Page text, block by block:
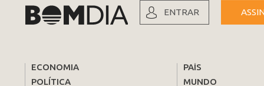
ENTRAR
ECONOMIA
POLÍTICA
PAÍS
MUNDO